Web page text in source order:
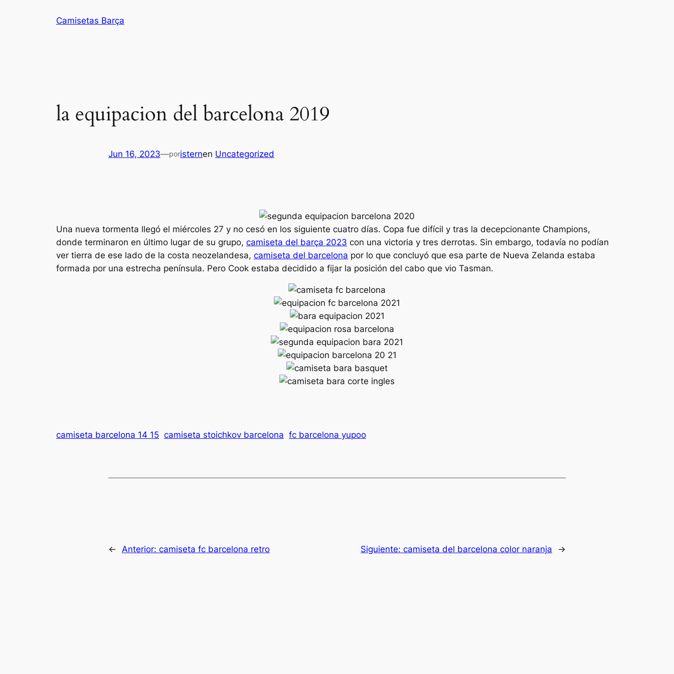
Camisetas Barça
la equipacion del barcelona 2019
Jun 16, 2023—poristernen Uncategorized
Una nueva tormenta llegó el miércoles 27 y no cesó en los siguiente cuatro días. Copa fue difícil y tras la decepcionante Champions,
donde terminaron en último lugar de su grupo, camiseta del barça 2023 con una victoria y tres derrotas. Sin embargo, todavía no podían
ver tierra de ese lado de la costa neozelandesa, camiseta del barcelona por lo que concluyó que esa parte de Nueva Zelanda estaba
formada por una estrecha península. Pero Cook estaba decidido a fijar la posición del cabo que vio Tasman.
camiseta barcelona 14 15 camiseta stoichkov barcelona fc barcelona yupoo
← Anterior: camiseta fc barcelona retro Siguiente: camiseta del barcelona color naranja →